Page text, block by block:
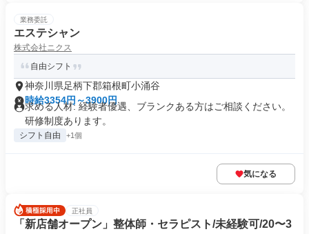
業務委託
エステシャン
株式会社ニクス
自由シフト
神奈川県足柄下郡箱根町小涌谷
時給3354円～3900円
求める人材: 経験者優遇、ブランクある方はご相談ください。
研修制度あります。
シフト自由 +1個
気になる
正社員
「新店舗オープン」整体師・セラピスト/未経験可/20〜3